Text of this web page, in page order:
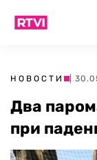
НОВОСТИ |
Два
при